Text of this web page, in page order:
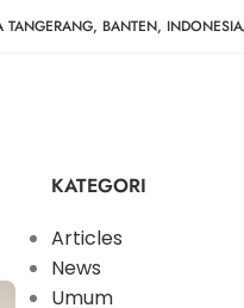
TANGERANG, BANTEN, INDONESIA
KATEGORI
Articles
News
Umum